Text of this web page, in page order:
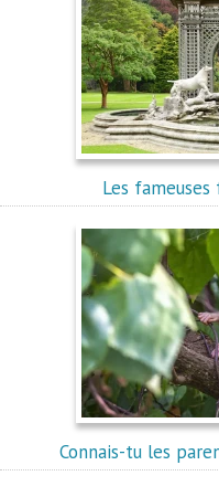
Les
Connais-tu les